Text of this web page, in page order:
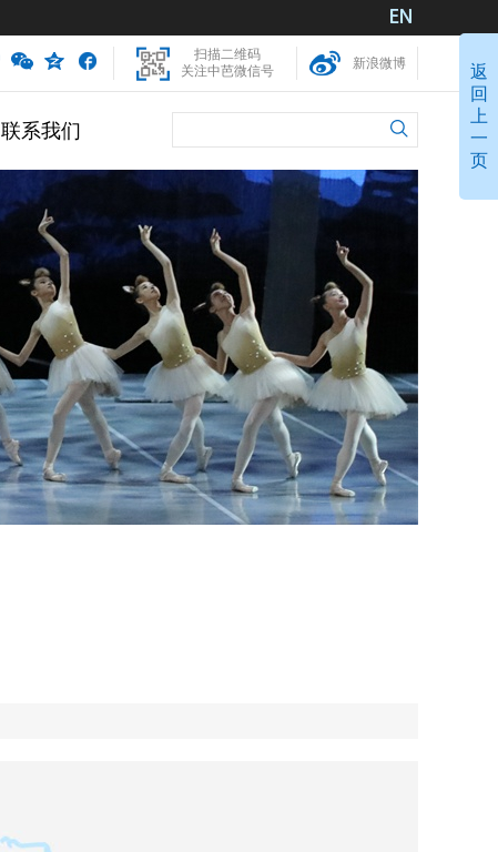
返
回
上
一
页
扫描二维码
关注中芭微信号
新浪微博
联系我们